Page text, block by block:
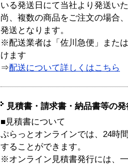
いる発送日にて当社より発送い
尚、複数の商品をご注文の場合
発送となります。
※配送業者は「佐川急便」また
けます
⇒配送について詳しくはこちら
見積書・請求書・納品書等の
■見積書について
ぷらっとオンラインでは、24時
することができます。
※オンライン見積書発行には、